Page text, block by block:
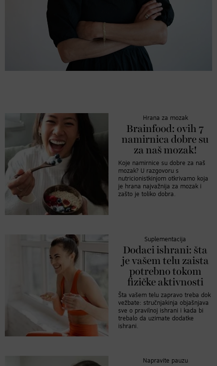
Hrana za mozak
Brainfood: ovih 7
namirnica dobre su
za naš mozak!
Koje namirnice su dobre za naš
mozak? U razgovoru s
nutricionistkinjom otkrivamo koja
je hrana najvažnija za mozak i
zašto je toliko dobra.
Suplementacija
Dodaci ishrani: šta
je vašem telu zaista
potrebno tokom
fizičke aktivnosti
Šta vašem telu zapravo treba dok
vežbate: stručnjakinja objašnjava
sve o pravilnoj ishrani i kada bi
trebalo da uzimate dodatke
ishrani.
Napravite pauzu